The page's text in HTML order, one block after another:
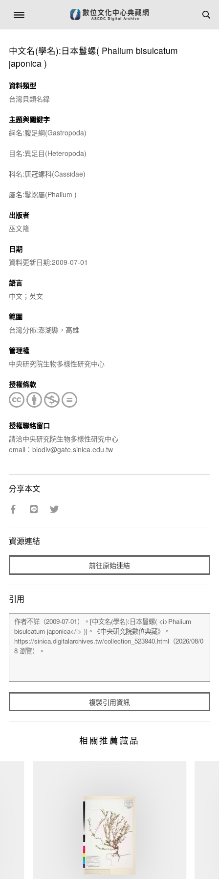
中文名(學名):日本鬘螺( Phalium bisulcatum
japonica)
資料類型
台灣貝類名錄
主題與關鍵字
綱名:腹足綱(Gastropoda)
目名:異足目(Heteropoda)
科名:唐冠螺科(Cassidae)
屬名:鬘螺屬(Phalium )
出版者
巫文隆
日期
資料更新日期:2009-07-01
語言
中文；英文
範圍
台灣分佈:澎湖縣，高雄
管理權
中央研究院生物多樣性研究中心
授權條款
授權聯絡窗口
請洽中央研究院生物多樣性研究中心
email：biodiv@gate.sinica.edu.tw
分享本文
資源連結
前往原始連結
引用
複製引用資訊
相關推薦藏品